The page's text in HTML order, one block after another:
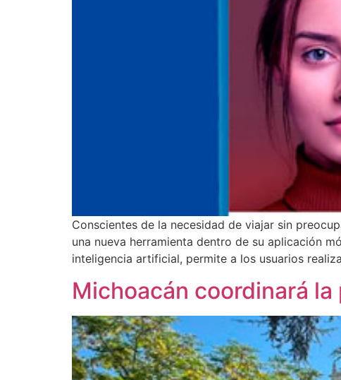
Conscientes de la necesidad de viajar sin
una nueva herramienta dentro de su aplicación
inteligencia artificial, permite a los usuarios
Michoacán coordinará